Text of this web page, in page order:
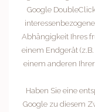
Google
Abhängigkeit Ihres
einem Endgerät
einem anderen
Haben Sie eine
Google zu diesem